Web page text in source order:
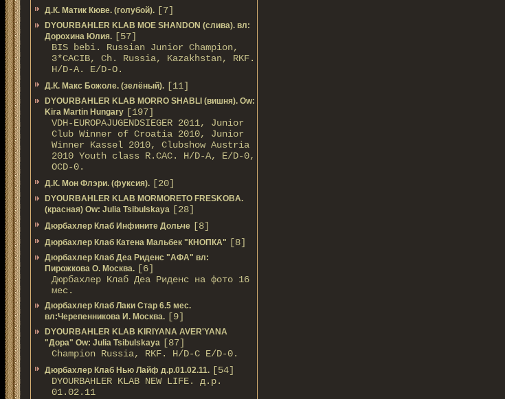
Д.К. Матик Кюве. (голубой). [7]
DYOURBAHLER KLAB MOE SHANDON (слива). вл:
Дорохина Юлия. [57]
BIS bebi. Russian Junior Champion,
3*САСIB, Ch. Russia, Kazakhstan, RKF.
Н/D-A. E/D-O.
Д.К. Макс Божоле. (зелёный). [11]
DYOURBAHLER KLAB MORRO SHABLI (вишня). Ow:
Kira Martin Hungary [197]
VDH-EUROPAJUGENDSIEGER 2011, Junior
Club Winner of Croatia 2010, Junior
Winner Kassel 2010, Clubshow Austria
2010 Youth class R.CAC. Н/D-A, E/D-0,
OCD-0.
Д.К. Мон Флэри. (фуксия). [20]
DYOURBAHLER KLAB MORMORETO FRESKOBA.
(красная) Ow: Julia Tsibulskaya [28]
Дюрбахлер Клаб Инфините Дольче [8]
Дюрбахлер Клаб Катена Мальбек "КНОПКА" [8]
Дюрбахлер Клаб Деа Риденс "АФА" вл:
Пирожкова О. Москва. [6]
Дюрбахлер Клаб Деа Риденс на фото 16
мес.
Дюрбахлер Клаб Лаки Стар 6.5 мес.
вл:Черепенникова И. Москва. [9]
DYOURBAHLER KLAB KIRIYANA AVER'YANA
"Дора" Ow: Julia Tsibulskaya [87]
Champion Russia, RKF. H/D-С E/D-0.
Дюрбахлер Клаб Нью Лайф д.р.01.02.11. [54]
DYOURBAHLER KLAB NEW LIFE. д.р.
01.02.11